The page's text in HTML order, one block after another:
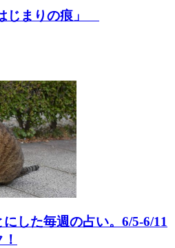
じまりの痕」
した毎週の占い。6/5-6/11